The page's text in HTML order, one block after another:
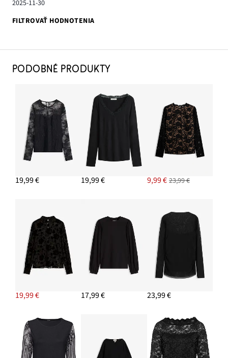
2025-11-30
FILTROVAŤ HODNOTENIA
PODOBNÉ PRODUKTY
19,99 € 19,99 € 9,99 € 23,99 €
19,99 € 17,99 € 23,99 €